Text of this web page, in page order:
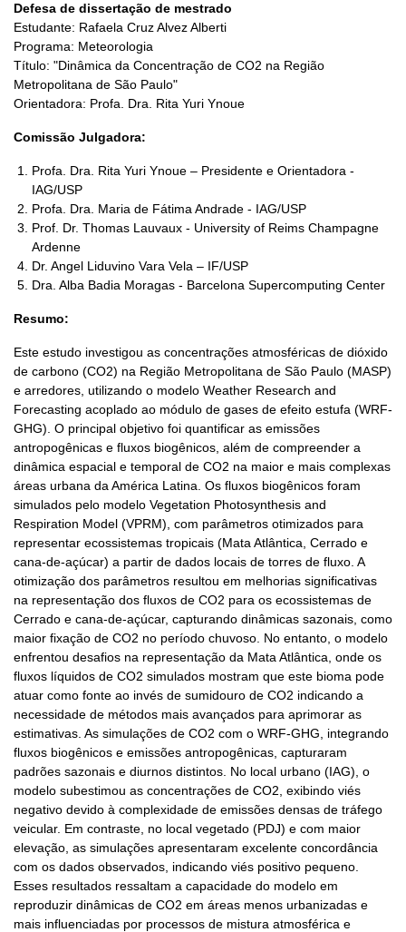
Defesa de dissertação de mestrado
Estudante: Rafaela Cruz Alvez Alberti
Programa: Meteorologia
Título: "Dinâmica da Concentração de CO2 na Região
Metropolitana de São Paulo"
Orientadora: Profa. Dra. Rita Yuri Ynoue
Comissão Julgadora:
Profa. Dra. Rita Yuri Ynoue – Presidente e Orientadora -
IAG/USP
Profa. Dra. Maria de Fátima Andrade - IAG/USP
Prof. Dr. Thomas Lauvaux - University of Reims Champagne
Ardenne
Dr. Angel Liduvino Vara Vela – IF/USP
Dra. Alba Badia Moragas - Barcelona Supercomputing Center
Resumo:
Este estudo investigou as concentrações atmosféricas de dióxido
de carbono (CO2) na Região Metropolitana de São Paulo (MASP)
e arredores, utilizando o modelo Weather Research and
Forecasting acoplado ao módulo de gases de efeito estufa (WRF-
GHG). O principal objetivo foi quantificar as emissões
antropogênicas e fluxos biogênicos, além de compreender a
dinâmica espacial e temporal de CO2 na maior e mais complexas
áreas urbana da América Latina. Os fluxos biogênicos foram
simulados pelo modelo Vegetation Photosynthesis and
Respiration Model (VPRM), com parâmetros otimizados para
representar ecossistemas tropicais (Mata Atlântica, Cerrado e
cana-de-açúcar) a partir de dados locais de torres de fluxo. A
otimização dos parâmetros resultou em melhorias significativas
na representação dos fluxos de CO2 para os ecossistemas de
Cerrado e cana-de-açúcar, capturando dinâmicas sazonais, como
maior fixação de CO2 no período chuvoso. No entanto, o modelo
enfrentou desafios na representação da Mata Atlântica, onde os
fluxos líquidos de CO2 simulados mostram que este bioma pode
atuar como fonte ao invés de sumidouro de CO2 indicando a
necessidade de métodos mais avançados para aprimorar as
estimativas. As simulações de CO2 com o WRF-GHG, integrando
fluxos biogênicos e emissões antropogênicas, capturaram
padrões sazonais e diurnos distintos. No local urbano (IAG), o
modelo subestimou as concentrações de CO2, exibindo viés
negativo devido à complexidade de emissões densas de tráfego
veicular. Em contraste, no local vegetado (PDJ) e com maior
elevação, as simulações apresentaram excelente concordância
com os dados observados, indicando viés positivo pequeno.
Esses resultados ressaltam a capacidade do modelo em
reproduzir dinâmicas de CO2 em áreas menos urbanizadas e
mais influenciadas por processos de mistura atmosférica e